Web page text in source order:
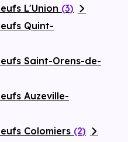
L'Union (3)
Quint-
Saint-Orens-de-
Auzeville-
Colomiers (2)